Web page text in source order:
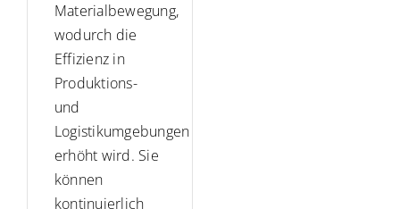
Materialbewegung,
wodurch die
Effizienz in
Produktions-
und
Logistikumgebungen
erhöht wird. Sie
können
kontinuierlich